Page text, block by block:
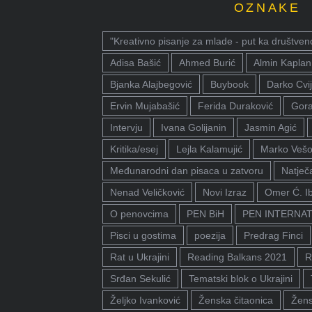
OZNAKE
"Kreativno pisanje za mlade - put ka
Adisa Bašić
Ahmed Burić Almin Kaplan
Bjanka Alajbegović
Buybook Darko
Ervin Mujabašić
Ferida Duraković
Intervju
Ivana Golijanin Jasmin Agić
Kritika/esej
Lejla Kalamujić Marko
Međunarodni dan pisaca u zatvoru
Nenad Veličković
Novi Izraz
Omer Ć.
O penovcima
PEN BiH
PEN
Pisci u gostima
poezija Predrag Finci
Rat u Ukrajini
Reading Balkans 2021
Srđan Sekulić
Tematski blok o Ukrajini
Željko Ivanković
Ženska čitaonica